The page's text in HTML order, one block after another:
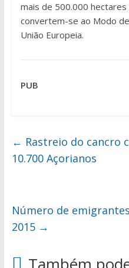
mais de 500.000
convertem-se ao Modo
União Europeia.
PUB
← Rastreio do cancro
10.700 Açorianos
Número de
2015 →